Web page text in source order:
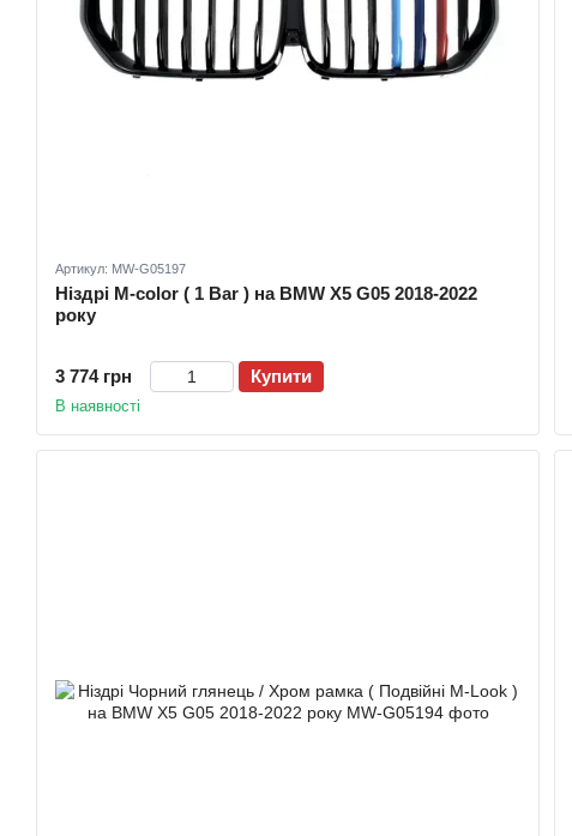
Артикул: MW-G05197
Ніздрі M-color ( 1 Bar ) на BMW X5 G05 2018-2022
року
3 774 грн Купити
В наявності